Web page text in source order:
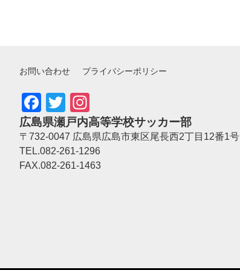
お問い合わせ プライバシーポリシー
Facebook
Twitter
広島県瀬戸内高等学校サッカー部
〒732-0047 広島県広島市東区尾長西2丁目12番1号
TEL.082-261-1296
FAX.082-261-1463